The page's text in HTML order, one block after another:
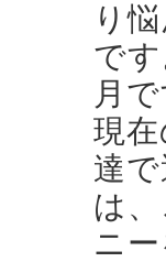
り
で
月で
現
達
は
ニー